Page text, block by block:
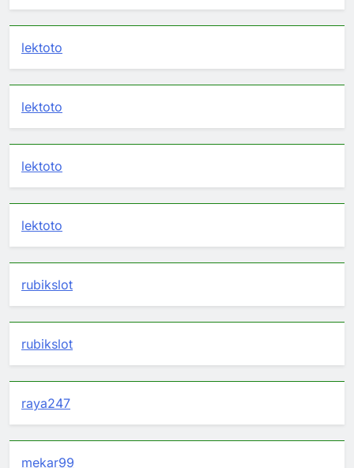
lektoto
lektoto
lektoto
lektoto
rubikslot
rubikslot
raya247
mekar99